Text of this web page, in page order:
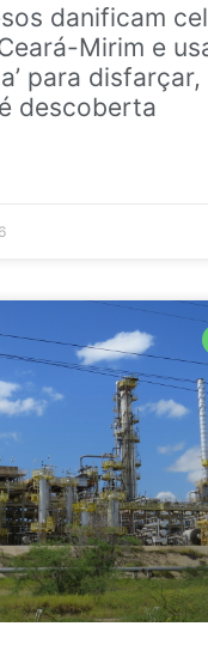
danificam
Mirim e
para disfarçar,
descoberta